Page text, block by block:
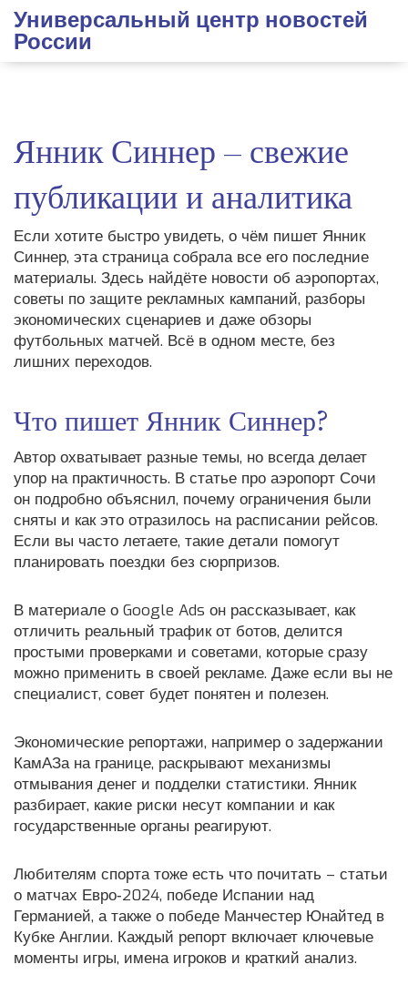
Универсальный центр новостей
России
Янник Синнер – свежие
публикации и аналитика
Если хотите быстро увидеть, о чём пишет Янник
Синнер, эта страница собрала все его последние
материалы. Здесь найдёте новости об аэропортах,
советы по защите рекламных кампаний, разборы
экономических сценариев и даже обзоры
футбольных матчей. Всё в одном месте, без
лишних переходов.
Что пишет Янник Синнер?
Автор охватывает разные темы, но всегда делает
упор на практичность. В статье про аэропорт Сочи
он подробно объяснил, почему ограничения были
сняты и как это отразилось на расписании рейсов.
Если вы часто летаете, такие детали помогут
планировать поездки без сюрпризов.
В материале о Google Ads он рассказывает, как
отличить реальный трафик от ботов, делится
простыми проверками и советами, которые сразу
можно применить в своей рекламе. Даже если вы не
специалист, совет будет понятен и полезен.
Экономические репортажи, например о задержании
КамАЗа на границе, раскрывают механизмы
отмывания денег и подделки статистики. Янник
разбирает, какие риски несут компании и как
государственные органы реагируют.
Любителям спорта тоже есть что почитать – статьи
о матчах Евро‑2024, победе Испании над
Германией, а также о победе Манчестер Юнайтед в
Кубке Англии. Каждый репорт включает ключевые
моменты игры, имена игроков и краткий анализ.